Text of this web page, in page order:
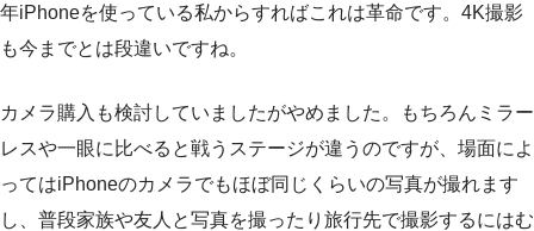
年iPhoneを使っている私からすればこれは革命です。4K撮影
も今までとは段違いですね。
カメラ購入も検討していましたがやめました。もちろんミラー
レスや一眼に比べると戦うステージが違うのですが、場面によ
ってはiPhoneのカメラでもほぼ同じくらいの写真が撮れます
し、普段家族や友人と写真を撮ったり旅行先で撮影するにはむ